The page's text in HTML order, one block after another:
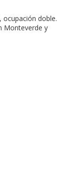
ocupación doble.
Monteverde y